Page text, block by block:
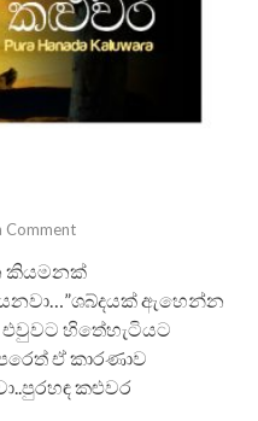
Comment
කියමනක්
ඇහෙන්න
හිතේහැටියට
ඒ කාරණාව
කළුවර